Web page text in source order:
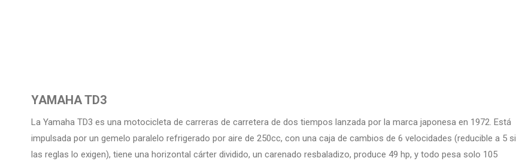
YAMAHA TD3
La Yamaha TD3 es una motocicleta de carreras de carretera de dos tiempos lanzada por la marca japonesa en 1972. Está
impulsada por un gemelo paralelo refrigerado por aire de 250cc, con una caja de cambios de 6 velocidades (reducible a 5 si
las reglas lo exigen), tiene una horizontal cárter dividido, un carenado resbaladizo, produce 49 hp, y todo pesa solo 105